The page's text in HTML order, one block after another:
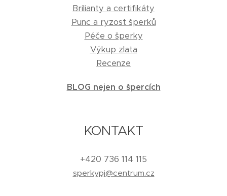
Brilianty a certifikáty
Punc a ryzost šperků
Péče o šperky
Výkup zlata
Recenze
BLOG nejen o špercích
KONTAKT
+420 736 114 115
sperkypj@centrum.cz